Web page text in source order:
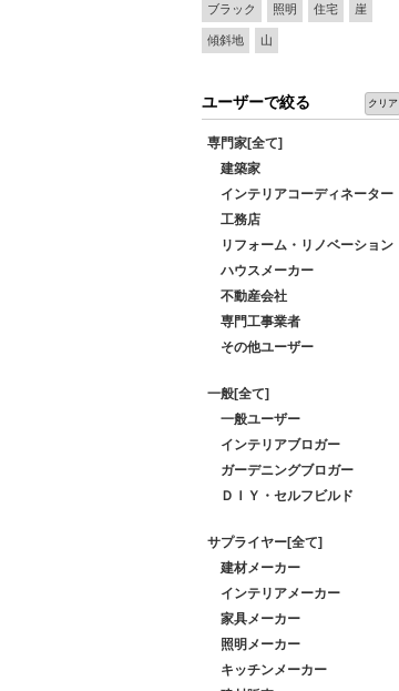
ブラック 照明 住宅 崖
傾斜地 山
ユーザーで絞る クリア
専門家[全て]
建築家
インテリアコーディネーター
工務店
リフォーム・リノベーション
ハウスメーカー
不動産会社
専門工事業者
その他ユーザー
一般[全て]
一般ユーザー
インテリアブロガー
ガーデニングブロガー
ＤＩＹ・セルフビルド
サプライヤー[全て]
建材メーカー
インテリアメーカー
家具メーカー
照明メーカー
キッチンメーカー